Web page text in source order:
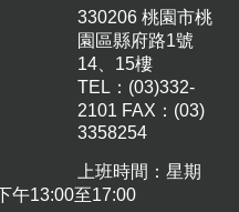
330206 桃園市桃
園區縣府路1號
14、15樓
TEL：(03)332-
2101 FAX：(03)
3358254
上班時間：星期
午13:00至17:00